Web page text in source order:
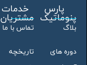
پارس
پنوماتیک
بلاگ
دوره های
خدمات
مشتریان
تماس با ما
تاریخچه